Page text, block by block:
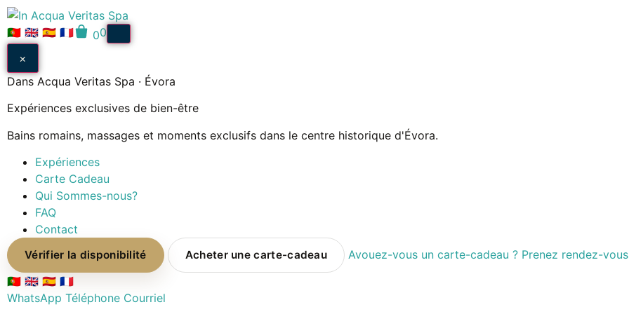
🇵🇹 🇬🇧 🇪🇸 🇫🇷 00
×
Dans Acqua Veritas Spa · Évora
Expériences exclusives de bien-être
Bains romains, massages et moments exclusifs dans le centre historique d'Évora.
Expériences
Carte Cadeau
Qui Sommes-nous?
FAQ
Contact
Vérifier la disponibilité Acheter une carte-cadeau
Avouez-vous un carte-cadeau ? Prenez rendez-
🇵🇹 🇬🇧 🇪🇸 🇫🇷
WhatsApp Téléphone Courriel